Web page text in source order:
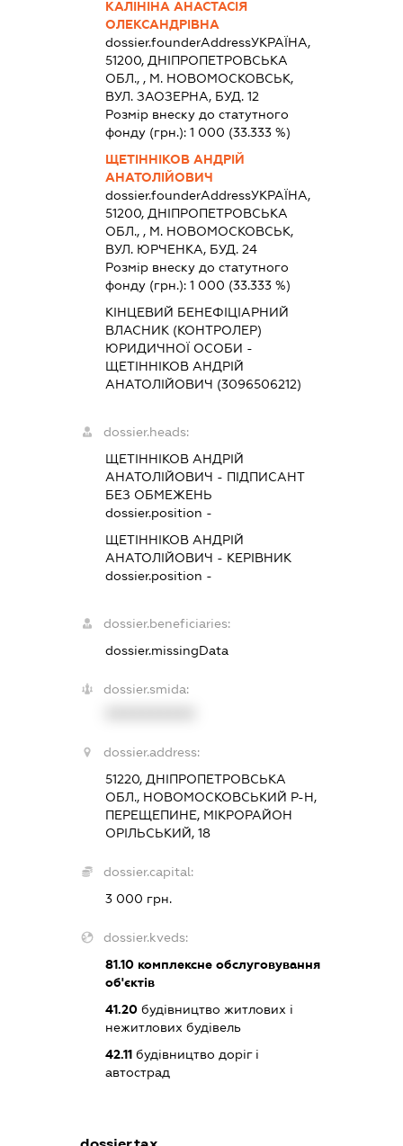
КАЛІНІНА АНАСТАСІЯ
ОЛЕКСАНДРІВНА
dossier.founderAddressУКРАЇНА,
51200, ДНIПРОПЕТРОВСЬКА
ОБЛ., , М. НОВОМОСКОВСЬК,
ВУЛ. ЗАОЗЕРНА, БУД. 12
Розмір внеску до статутного
фонду (грн.): 1 000 (33.333 %)
ЩЕТІННІКОВ АНДРІЙ
АНАТОЛІЙОВИЧ
dossier.founderAddressУКРАЇНА,
51200, ДНIПРОПЕТРОВСЬКА
ОБЛ., , М. НОВОМОСКОВСЬК,
ВУЛ. ЮРЧЕНКА, БУД. 24
Розмір внеску до статутного
фонду (грн.): 1 000 (33.333 %)
КІНЦЕВИЙ БЕНЕФІЦІАРНИЙ
ВЛАСНИК (КОНТРОЛЕР)
ЮРИДИЧНОЇ ОСОБИ -
ЩЕТІННІКОВ АНДРІЙ
АНАТОЛІЙОВИЧ (3096506212)
dossier.heads:
ЩЕТІННІКОВ АНДРІЙ
АНАТОЛІЙОВИЧ - ПІДПИСАНТ
БЕЗ ОБМЕЖЕНЬ
dossier.position -
ЩЕТІННІКОВ АНДРІЙ
АНАТОЛІЙОВИЧ - КЕРІВНИК
dossier.position -
dossier.beneficiaries:
dossier.missingData
dossier.smida:
dossier.address:
51220, ДНІПРОПЕТРОВСЬКА
ОБЛ., НОВОМОСКОВСЬКИЙ Р-Н,
ПЕРЕЩЕПИНЕ, МІКРОРАЙОН
ОРІЛЬСЬКИЙ, 18
dossier.capital:
3 000 грн.
dossier.kveds:
81.10комплексне обслуговування
об'єктів
41.20будівництво житлових і
нежитлових будівель
42.11будівництво доріг і
автострад